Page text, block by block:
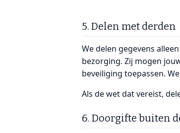
5. Delen met derden
We delen gegevens
bezorging. Zij mogen
beveiliging toepassen.
Als de wet dat vereist,
6. Doorgifte buiten